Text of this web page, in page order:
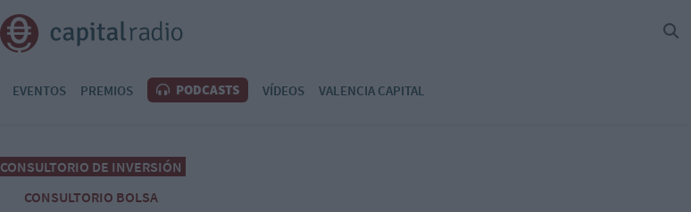
EVENTOS PREMIOS PODCASTS VÍDEOS VALENCIA CAPITAL
CONSULTORIO DE INVERSIÓN
CONSULTORIO BOLSA